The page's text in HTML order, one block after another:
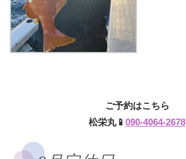
ご予約はこちら
松栄丸📱 090-4064-2678